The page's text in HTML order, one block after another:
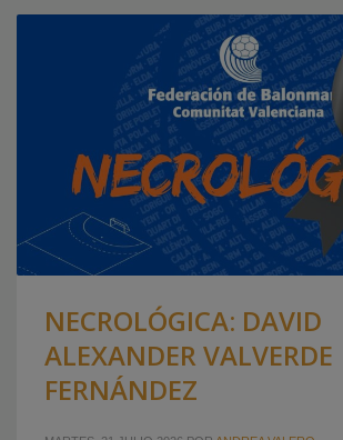
NECROLÓGICA: DAVID
ALEXANDER VALVERDE
FERNÁNDEZ